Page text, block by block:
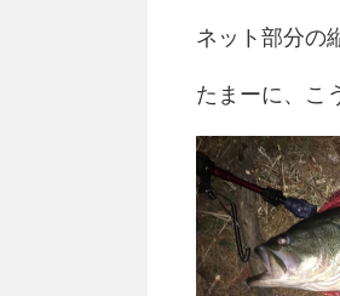
ネット部分の
たまーに、こ